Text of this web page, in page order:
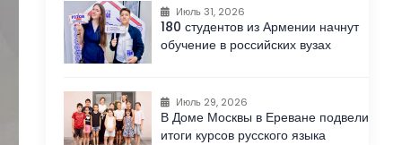
Июль 31, 2026
180 студентов из Армении начнут
обучение в российских вузах
Июль 29, 2026
В Доме Москвы в Ереване подвели
итоги курсов русского языка